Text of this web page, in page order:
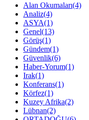
Alan Okumaları(4)
Analiz(4)
ASYA(1)
Genel(13)
Görüş(1)
Gündem(1)
Güvenlik(6)
Haber-Yorum(1)
Irak(1)
Konferans(1)
Körfez(1)
Kuzey Afrika(2)
Lübnan(2)